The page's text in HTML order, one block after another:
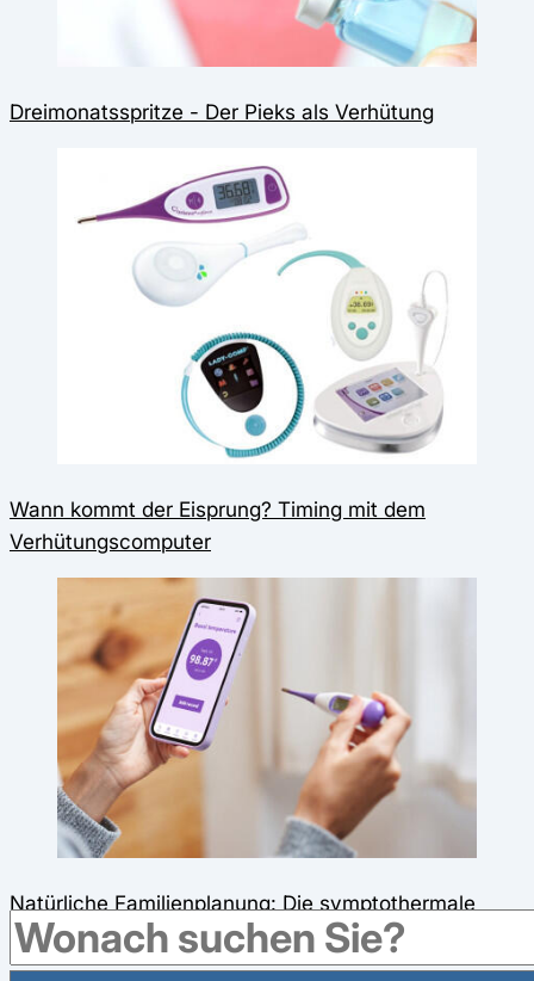
Dreimonatsspritze - Der Pieks als Verhütung
Wann kommt der Eisprung? Timing mit dem
Verhütungscomputer
Natürliche Familienplanung: Die symptothermale
Methode